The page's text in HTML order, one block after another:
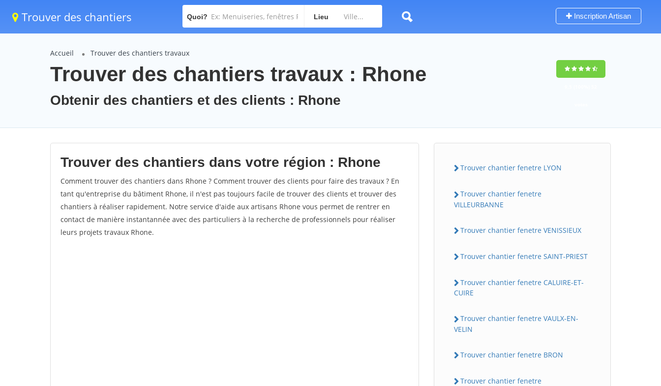
Trouver des chantiers Quoi? Lieu Inscription Artisan
Accueil Trouver des chantiers travaux
Trouver des chantiers travaux : Rhone
Obtenir des chantiers et des clients : Rhone
Trouver des chantiers dans votre région : Rhone
Comment trouver des chantiers dans Rhone ? Comment trouver des clients pour faire des travaux ? En
tant qu'entreprise du bâtiment Rhone, il n'est pas toujours facile de trouver des clients et trouver des
chantiers à réaliser rapidement. Notre service d'aide aux artisans Rhone vous permet de rentrer en
contact de manière instantannée avec des particuliers à la recherche de professionnels pour réaliser
leurs projets travaux Rhone.
Trouver chantier fenetre LYON
Trouver chantier fenetre
VILLEURBANNE
Trouver chantier fenetre VENISSIEUX
Trouver chantier fenetre SAINT-PRIEST
Trouver chantier fenetre CALUIRE-ET-
CUIRE
Trouver chantier fenetre VAULX-EN-
VELIN
Trouver chantier fenetre BRON
Trouver chantier fenetre